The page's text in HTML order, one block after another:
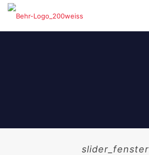
slider_fenster